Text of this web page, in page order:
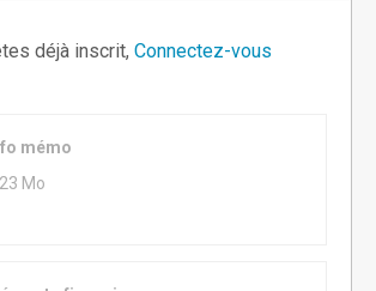
déjà inscrit, Connectez-vous
mémo
Mo